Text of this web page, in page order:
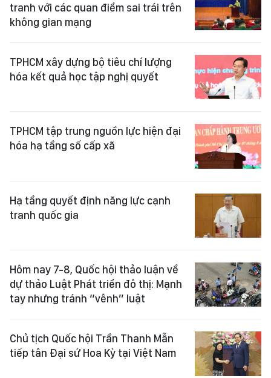
tranh với các quan điểm sai trái trên
không gian mạng
TPHCM xây dựng bộ tiêu chí lượng
hóa kết quả học tập nghị quyết
TPHCM tập trung nguồn lực hiện đại
hóa hạ tầng số cấp xã
Hạ tầng quyết định năng lực cạnh
tranh quốc gia
Hôm nay 7-8, Quốc hội thảo luận về
dự thảo Luật Phát triển đô thị: Mạnh
tay nhưng tránh “vênh” luật
Chủ tịch Quốc hội Trần Thanh Mẫn
tiếp tân Đại sứ Hoa Kỳ tại Việt Nam